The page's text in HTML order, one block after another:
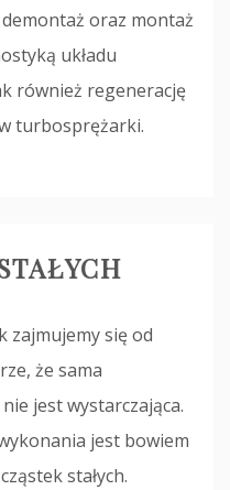
oraz montaż
układu
również regenerację
turbosprężarki.
zajmujemy się od
że sama
jest wystarczająca.
jest bowiem
stałych.